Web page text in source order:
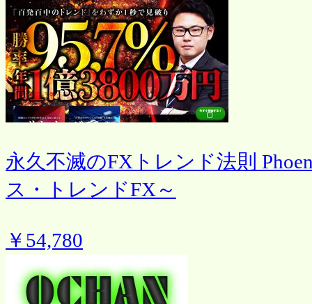
永久不滅のFXトレンド法則
ス・トレンドFX～
￥54,780